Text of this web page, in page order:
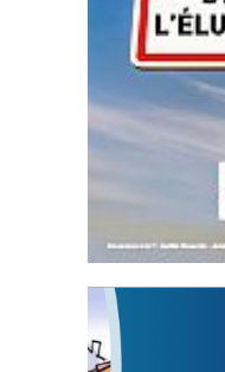
Statut de
3 avril 2024
Mise à jour avril